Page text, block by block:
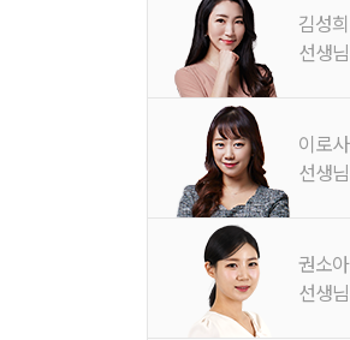
김성희
선생님
이로사
선생님
권소아
선생님